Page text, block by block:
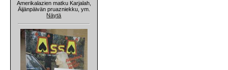
Amerikalazien matku Karjalah,
Äijänpäivän pruazniekku, ym.
Näytä